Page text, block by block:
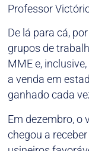
Professor
De lá para cá,
grupos de
MME e,
a venda em
ganhado cada
Em dezembro, o
chegou a